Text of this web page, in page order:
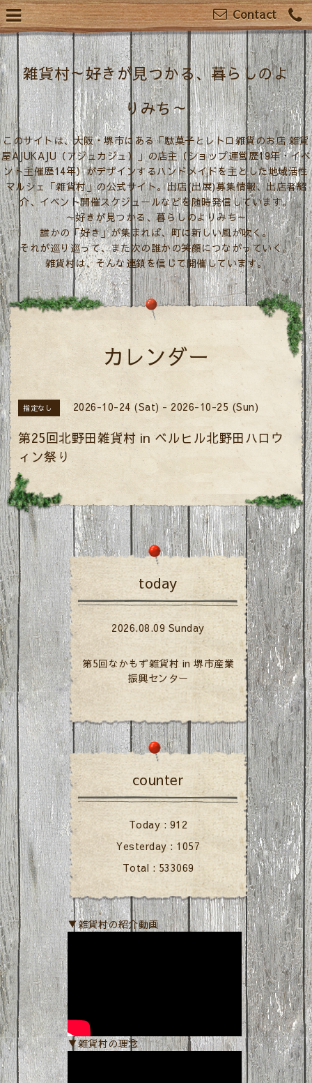
Contact
雑貨村～好きが見つかる、暮らしのよ
りみち～
このサイトは、大阪・堺市にある「駄菓子とレトロ雑貨のお店 雑貨
屋AJUKAJU（アジュカジュ）」の店主（ショップ運営歴19年・イベ
ント主催歴14年）がデザインするハンドメイドを主とした地域活性
マルシェ「雑貨村」の公式サイト。出店(出展)募集情報、出店者紹
介、イベント開催スケジュールなどを随時発信しています。
～好きが見つかる、暮らしのよりみち～
誰かの「好き」が集まれば、町に新しい風が吹く。
それが巡り巡って、また次の誰かの笑顔につながっていく。
雑貨村は、そんな連鎖を信じて開催しています。
カレンダー
指定なし 2026-10-24 (Sat) - 2026-10-25 (Sun)
第25回北野田雑貨村 in ベルヒル北野田ハロウ
ィン祭り
today
2026.08.09 Sunday
第5回なかもず雑貨村 in 堺市産業
振興センター
counter
Today : 912
Yesterday : 1057
Total : 533069
▼雑貨村の紹介動画
▼雑貨村の理念